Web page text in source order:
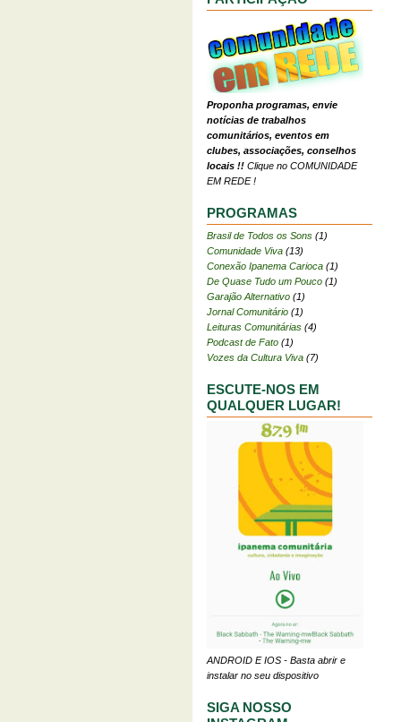
Proponha programas, envie
notícias de trabalhos
comunitários, eventos em
clubes, associações, conselhos
locais !! Clique no COMUNIDADE
EM REDE !
PROGRAMAS
Brasil de Todos os Sons (1)
Comunidade Viva (13)
Conexão Ipanema Carioca (1)
De Quase Tudo um Pouco (1)
Garajão Alternativo (1)
Jornal Comunitário (1)
Leituras Comunitárias (4)
Podcast de Fato (1)
Vozes da Cultura Viva (7)
ESCUTE-NOS EM
QUALQUER LUGAR!
ANDROID E IOS - Basta abrir e
instalar no seu dispositivo
SIGA NOSSO